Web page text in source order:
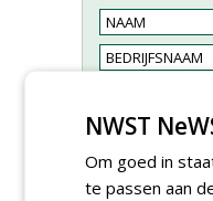
NWST
Om goed in
te passen aan